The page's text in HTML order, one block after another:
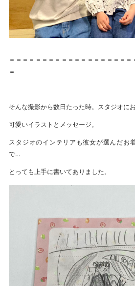
＝＝＝＝＝＝＝＝＝＝＝＝＝＝＝＝＝＝＝
＝
そんな撮影から数日たった時。スタジオに
可愛いイラストとメッセージ。
スタジオのインテリアも彼女が選んだお
で…
とっても上手に書いてありました。